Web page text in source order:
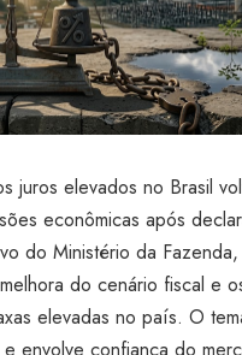
juros elevados no Brasil
econômicas após
do Ministério da
do cenário fiscal e
elevadas no país. O